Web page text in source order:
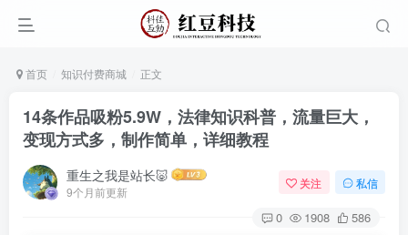
首页 知识付费商城 正文
14条作品吸粉5.9W，法律知识科普，流量巨大，
变现方式多，制作简单，详细教程
重生之我是站长🐷
9个月前更新
关注 私信
0 1908 586